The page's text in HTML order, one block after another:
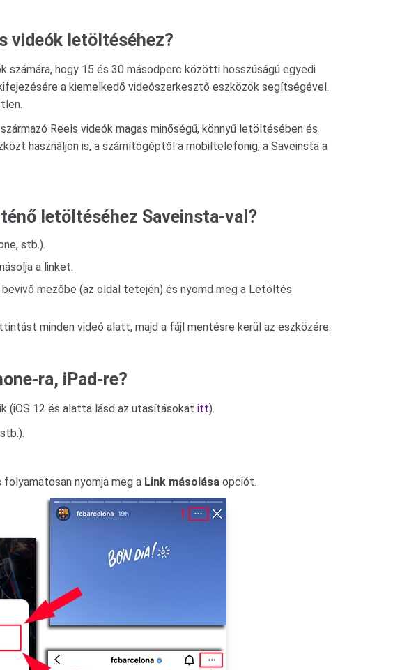
videók letöltéséhez?
hogy 15 és 30 másodperc közötti hosszúságú egyedi
a kiemelkedő videószerkesztő eszközök segítségével.
Reels videók magas minőségű, könnyű letöltésében és
használjon is, a számítógéptől a mobiltelefonig, a Saveinsta a
letöltéséhez Saveinsta-val?
stb.).
a linket.
mezőbe (az oldal tetején) és nyomd meg a Letöltés
minden videó alatt, majd a fájl mentésre kerül az eszközére.
ra, iPad-re?
(iOS 12 és alatta lásd az utasításokat itt).
nyomja meg a Link másolása opciót.